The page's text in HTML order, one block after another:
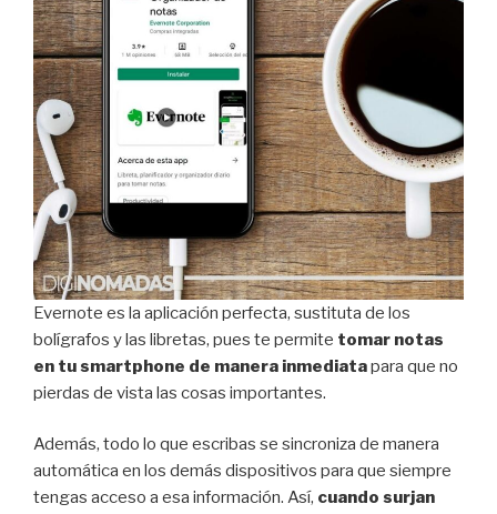
Evernote es la aplicación perfecta, sustituta de los
bolígrafos y las libretas, pues te permite tomar notas
en tu smartphone de manera inmediatapara que no
pierdas de vista las cosas importantes.
Además, todo lo que escribas se sincroniza de manera
automática en los demás dispositivos para que siempre
tengas acceso a esa información. Así, cuando surjan